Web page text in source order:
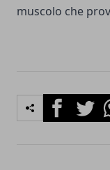
muscolo che
FacebookTwitter